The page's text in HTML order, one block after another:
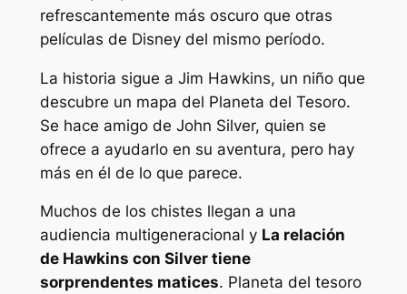
refrescantemente más oscuro que otras
películas de Disney del mismo período.
La historia sigue a Jim Hawkins, un niño que
descubre un mapa del Planeta del Tesoro.
Se hace amigo de John Silver, quien se
ofrece a ayudarlo en su aventura, pero hay
más en él de lo que parece.
Muchos de los chistes llegan a una
audiencia multigeneracional y La relación
de Hawkins con Silver tiene
sorprendentes matices. Planeta del tesoro